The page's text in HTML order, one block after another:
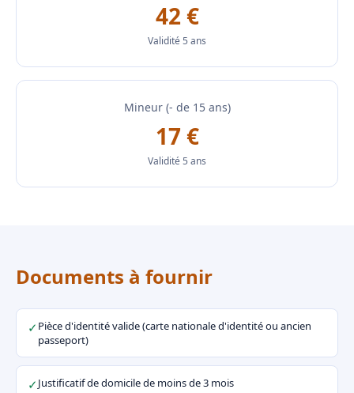
42 €
Validité 5 ans
Mineur (- de 15 ans)
17 €
Validité 5 ans
Documents à fournir
✓ Pièce d'identité valide (carte nationale d'identité ou ancien
passeport)
✓Justificatif de domicile de moins de 3 mois